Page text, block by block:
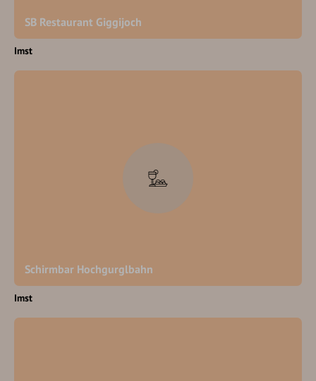
SB Restaurant Giggijoch
Imst
Schirmbar Hochgurglbahn
Imst